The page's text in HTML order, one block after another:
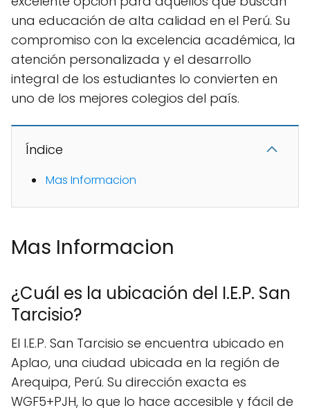
una educación de alta calidad en el Perú. Su
compromiso con la excelencia académica, la
atención personalizada y el desarrollo
integral de los estudiantes lo convierten en
uno de los mejores colegios del país.
Índice
Mas Informacion
Mas Informacion
¿Cuál es la ubicación del I.E.P. San
Tarcisio?
El I.E.P. San Tarcisio se encuentra ubicado en
Aplao, una ciudad ubicada en la región de
Arequipa, Perú. Su dirección exacta es
WGF5+PJH, lo que lo hace accesible y fácil de